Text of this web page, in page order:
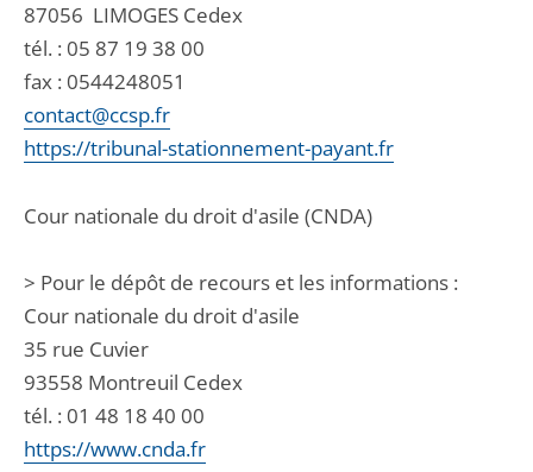
87056 LIMOGES Cedex
tél. : 05 87 19 38 00
fax : 0544248051
contact@ccsp.fr
https://tribunal-stationnement-payant.fr
Cour nationale du droit d'asile (CNDA)
> Pour le dépôt de recours et les informations :
Cour nationale du droit d'asile
35 rue Cuvier
93558 Montreuil Cedex
tél. : 01 48 18 40 00
https://www.cnda.fr